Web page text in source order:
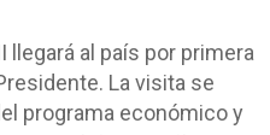
llegará al país por primera
La visita se
programa económico y